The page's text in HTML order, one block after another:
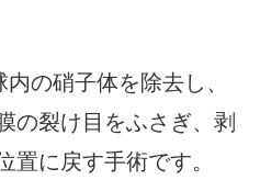
内の硝子体を除去し、
の裂け目をふさぎ、剥
置に戻す手術です。